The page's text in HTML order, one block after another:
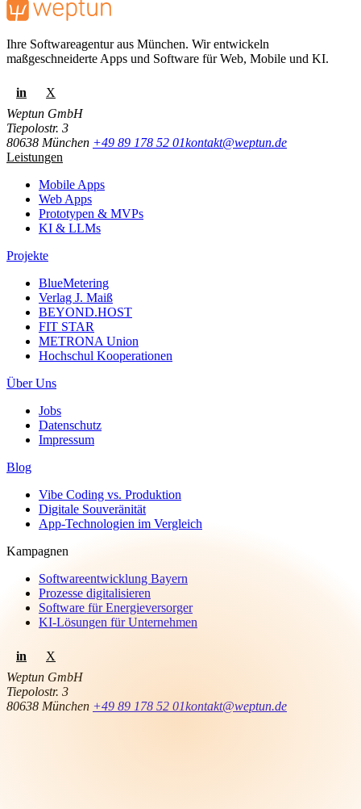
Ihre Softwareagentur aus München. Wir entwickeln
maßgeschneiderte Apps und Software für Web, Mobile und KI.
in
X
Weptun GmbH
Tiepolostr. 3
80638 München +49 89 178 52 01kontakt@weptun.de
Leistungen
Mobile Apps
Web Apps
Prototypen & MVPs
KI & LLMs
Projekte
BlueMetering
Verlag J. Maiß
BEYOND.HOST
FIT STAR
METRONA Union
Hochschul Kooperationen
Über Uns
Jobs
Datenschutz
Impressum
Blog
Vibe Coding vs. Produktion
Digitale Souveränität
App-Technologien im Vergleich
Kampagnen
Softwareentwicklung Bayern
Prozesse digitalisieren
Software für Energieversorger
KI-Lösungen für Unternehmen
in
X
Weptun GmbH
Tiepolostr. 3
80638 München +49 89 178 52 01kontakt@weptun.de